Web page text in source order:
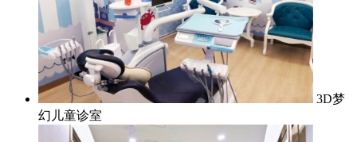
3D梦
幻儿童诊室